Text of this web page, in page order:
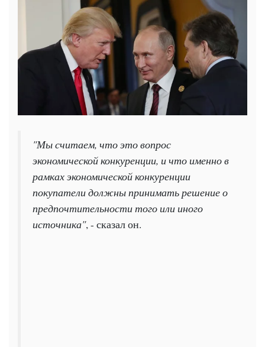
"Мы считаем, что это вопрос
экономической конкуренции, и что именно в
рамках экономической конкуренции
покупатели должны принимать решение о
предпочтительности того или иного
источника", - сказал он.